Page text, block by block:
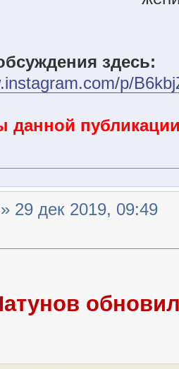
здесь:
p/
данной
29 дек 2019, 09:49